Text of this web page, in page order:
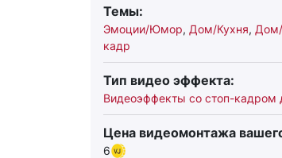
Темы:
Эмоции/Юмор, Дом/Кухня, Дом/
кадр
Тип видео эффекта:
Видеоэффекты со стоп-кадром
Цена видеомонтажа
6